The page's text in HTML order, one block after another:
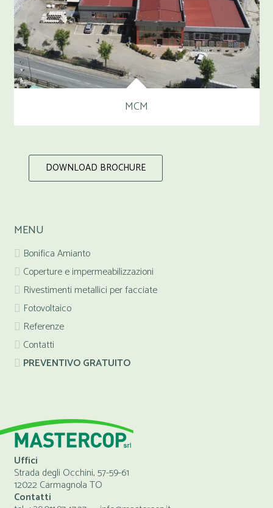
MCM
DOWNLOAD BROCHURE
MENU
Bonifica Amianto
Coperture e impermeabilizzazioni
Rivestimenti metallici per facciate
Fotovoltaico
Referenze
Contatti
PREVENTIVO GRATUITO
Uffici
Strada degli Occhini, 57-59-61
12022 Carmagnola TO
Contatti